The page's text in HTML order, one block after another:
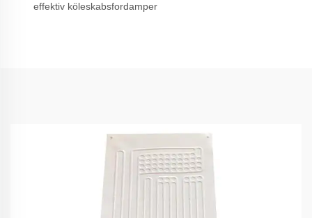
effektiv köleskabsfordamper